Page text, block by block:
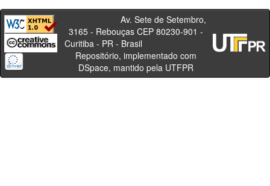
Av. Sete de Setembro,
3165 - Rebouças CEP 80230-901 -
Curitiba - PR - Brasil
Repositório, implementado com
DSpace, mantido pela UTFPR